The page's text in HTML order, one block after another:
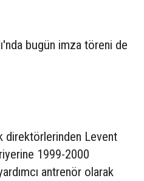
bugün imza töreni de
direktörlerinden Levent
1999-2000
antrenör olarak